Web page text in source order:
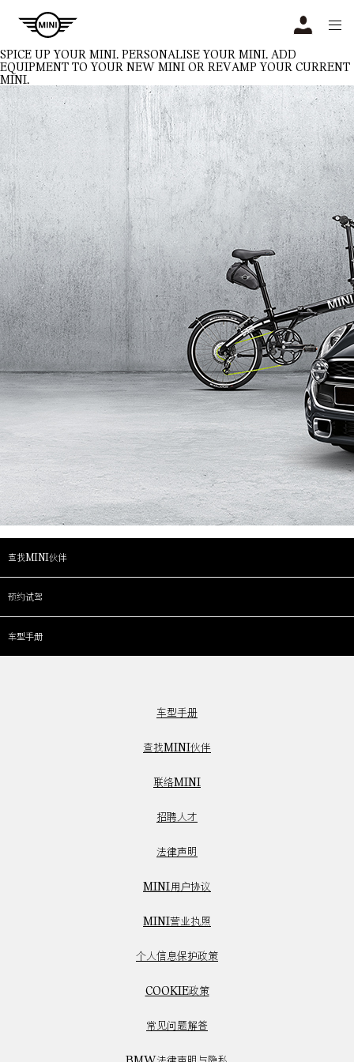
SPICE UP YOUR MINI. PERSONALISE YOUR MINI. ADD
EQUIPMENT TO YOUR NEW MINI OR REVAMP YOUR CURRENT
MINI.
查找MINI伙伴
预约试驾
车型手册
车型手册
查找MINI伙伴
联络MINI
招聘人才
法律声明
MINI用户协议
MINI营业执照
个人信息保护政策
COOKIE政策
常见问题解答